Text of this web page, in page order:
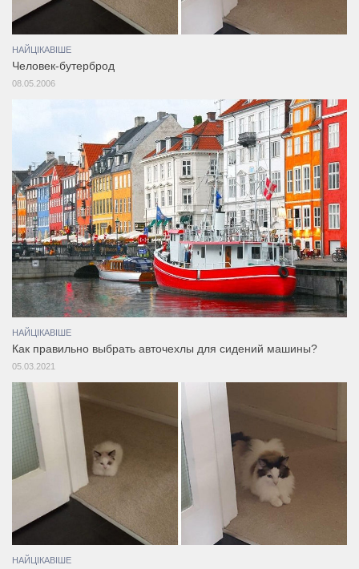
НАЙЦІКАВІШЕ
Человек-бутерброд
08.05.2006
НАЙЦІКАВІШЕ
Как правильно выбрать авточехлы для сидений машины?
05.03.2021
НАЙЦІКАВІШЕ